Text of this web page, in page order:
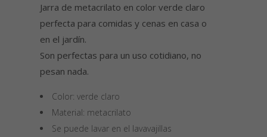
Jarra de metacrilato en color verde claro
perfecta para comidas y cenas en casa o
en el jardín.
Son perfectas para un uso cotidiano, no
pesan nada.
Color: verde claro
Material: metacrilato
Se puede lavar en el lavavajillas